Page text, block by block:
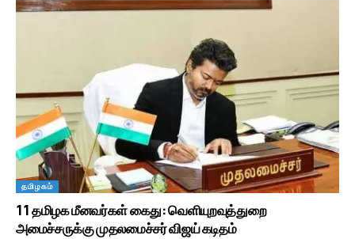
தமிழகம்
11 தமிழக மீனவர்கள் கைது: வெளியுறவுத்துறை
அமைச்சருக்கு முதலமைச்சர் விஜய் கடிதம்